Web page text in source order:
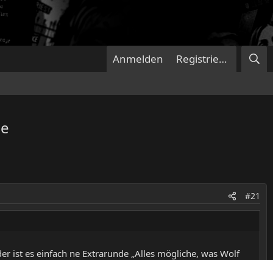
Anmelden Registrieren
#21
ist es einfach ne Extrarunde „Alles mögliche, was Wolf